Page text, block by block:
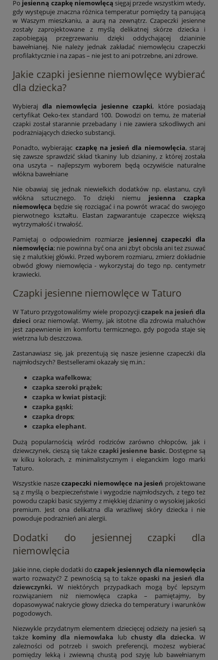
Po jesienną czapkę niemowlęcą sięgaj przede wszystkim wtedy,
gdy występuje znaczna różnica temperatur pomiędzy tą panującą
w Waszym mieszkaniu, a aurą na zewnątrz. Czapeczki jesienne
zostały zaprojektowane z myślą delikatnej skórze dziecka i
zapobiegają przegrzewaniu dzięki oddychającej dzianinie
bawełnianej. Nie należy jednak zakładać niemowlęciu czapeczki
profilaktycznie i na zapas – nie jest to ani potrzebne, ani zdrowe.
Jakie czapki jesienne niemowlęce wybierać
dla dziecka?
Wybieraj dla niemowlęcia jesienne czapki, które posiadają
certyfikat Oeko-tex standard 100. Dowodzi on temu, że materiał
czapki został starannie przebadany i nie zawiera szkodliwych ani
podrażniających dziecko substancji.
Ponadto, wybierając czapkę na jesień dla niemowlęcia, staraj
się zawsze sprawdzić skład tkaniny lub dzianiny, z której została
ona uszyta – najlepszym wyborem będą oczywiście naturalne
włókna bawełniane
Nie obawiaj się jednak niewielkich dodatków np. elastanu, czyli
włókna sztucznego. To dzięki niemu jesienna czapka
niemowlęca będzie się rozciągać i na powrót wracać do swojego
pierwotnego kształtu. Elastan zagwarantuje czapeczce większą
wytrzymałość i trwałość.
Pamiętaj o odpowiednim rozmiarze jesiennej czapeczki dla
niemowlęcia; nie powinna być ona ani zbyt obcisła ani też zsuwać
się z malutkiej główki. Przed wyborem rozmiaru, zmierz dokładnie
obwód głowy niemowlęcia - wykorzystaj do tego np. centymetr
krawiecki.
Czapki jesienne niemowlęce w Taturo
W Taturo przygotowaliśmy wiele propozycjiczapek na jesień dla
dzieci oraz niemowląt. Wiemy, jak istotne dla zdrowia maluchów
jest zapewnienie im komfortu termicznego, gdy pogoda staje się
wietrzna lub deszczowa.
Zastanawiasz się, jak prezentują się nasze jesienne czapeczki dla
najmłodszych? Bestsellerami okazały się m.in.:
czapka wafelkowa;
czapka szeroki prążek;
czapka w kwiat pistacji;
czapka gąski;
czapka drops;
czapka elephant.
Dużą popularnością wśród rodziców zarówno chłopców, jak i
dziewczynek, cieszą się także czapki jesienne basic. Dostępne są
w kilku kolorach, z minimalistycznym i eleganckim logo marki
Taturo.
Wszystkie naszeczapeczki niemowlęce na jesień projektowane
są z myślą o bezpieczeństwie i wygodzie najmłodszych, z tego też
powodu czapki basic szyjemy z miękkiej dzianiny o wysokiej jakości
premium. Jest ona delikatna dla wrażliwej skóry dziecka i nie
powoduje podrażnień ani alergii.
Dodatki do jesiennej czapki dla
niemowlęcia
Jakie inne, ciepłe dodatki do czapek jesiennych dla niemowlęcia
warto rozważyć? Z pewnością są to takżeopaski na jesień dla
dziewczynki. W niektórych przypadkach mogą być lepszym
rozwiązaniem niż niemowlęca czapka – pamiętajmy, by
dopasowywać nakrycie głowy dziecka do temperatury i warunków
pogodowych.
Niezwykle przydatnym elementem dziecięcej odzieży na jesień są
także kominy dla niemowlaka lub chusty dla dziecka. W
zależności od potrzeb i swoich preferencji, możesz wybierać
pomiędzy lekką i zwiewną chustą pod szyję lub bawełnianym